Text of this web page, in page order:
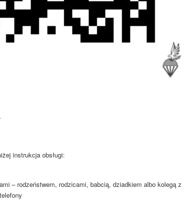
instrukcja obsługi:
– rodzeństwem, rodzicami, babcią, dziadkiem albo kolegą z